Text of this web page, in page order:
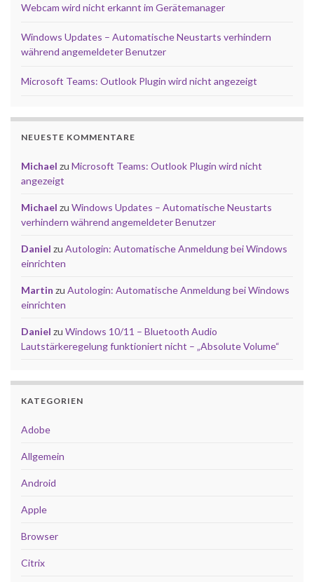
Webcam wird nicht erkannt im Gerätemanager
Windows Updates – Automatische Neustarts verhindern
während angemeldeter Benutzer
Microsoft Teams: Outlook Plugin wird nicht angezeigt
NEUESTE KOMMENTARE
Michael zu Microsoft Teams: Outlook Plugin wird nicht
angezeigt
Michael zu Windows Updates – Automatische Neustarts
verhindern während angemeldeter Benutzer
Daniel zu Autologin: Automatische Anmeldung bei Windows
einrichten
Martin zu Autologin: Automatische Anmeldung bei Windows
einrichten
Daniel zu Windows 10/11 – Bluetooth Audio
Lautstärkeregelung funktioniert nicht – „Absolute Volume“
KATEGORIEN
Adobe
Allgemein
Android
Apple
Browser
Citrix